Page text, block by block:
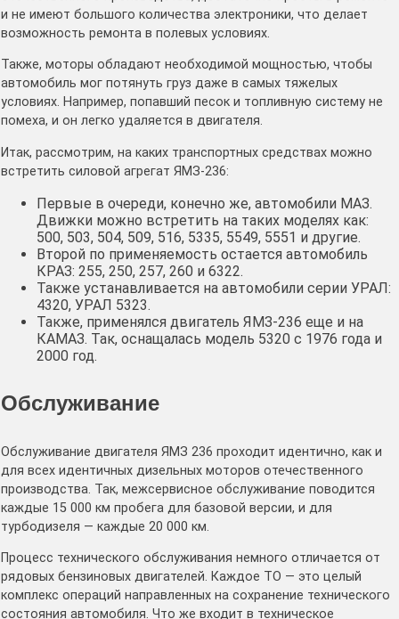
и не имеют большого количества электроники, что делает
возможность ремонта в полевых условиях.
Также, моторы обладают необходимой мощностью, чтобы
автомобиль мог потянуть груз даже в самых тяжелых
условиях. Например, попавший песок и топливную систему не
помеха, и он легко удаляется в двигателя.
Итак, рассмотрим, на каких транспортных средствах можно
встретить силовой агрегат ЯМЗ-236:
Первые в очереди, конечно же, автомобили МАЗ.
Движки можно встретить на таких моделях как:
500, 503, 504, 509, 516, 5335, 5549, 5551 и другие.
Второй по применяемость остается автомобиль
КРАЗ: 255, 250, 257, 260 и 6322.
Также устанавливается на автомобили серии УРАЛ:
4320, УРАЛ 5323.
Также, применялся двигатель ЯМЗ-236 еще и на
КАМАЗ. Так, оснащалась модель 5320 с 1976 года и
2000 год.
Обслуживание
Обслуживание двигателя ЯМЗ 236 проходит идентично, как и
для всех идентичных дизельных моторов отечественного
производства. Так, межсервисное обслуживание поводится
каждые 15 000 км пробега для базовой версии, и для
турбодизеля — каждые 20 000 км.
Процесс технического обслуживания немного отличается от
рядовых бензиновых двигателей. Каждое ТО — это целый
комплекс операций направленных на сохранение технического
состояния автомобиля. Что же входит в техническое